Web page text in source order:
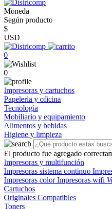
Moneda
Según producto
$
USD
0
0
Impresoras y cartuchos
Papeleria y oficina
Tecnología
Mobiliario y equipamiento
Alimentos y bebidas
Higiene y limpieza
El producto fue agregado
Impresoras y multifunción
Impresoras sistema continuo
Impresoras colorImpresoras wifi
Cartuchos
Originales Compatibles
Toners